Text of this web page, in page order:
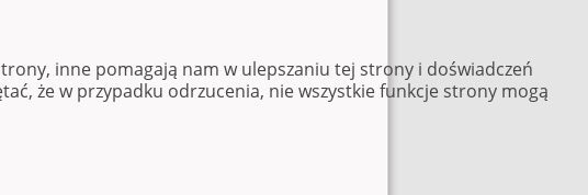
inne pomagają nam w ulepszaniu tej strony i doświadczeń
że w przypadku odrzucenia, nie wszystkie funkcje strony mogą